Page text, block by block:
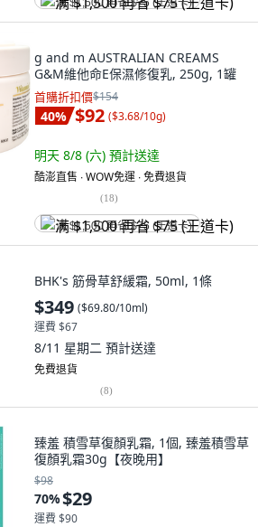
满 $1,500 再省 $75 (王道卡)
g and m AUSTRALIAN CREAMS
G&M維他命E保濕修復乳, 250g, 1罐
首購折扣價$154
40% $92 ($3.68/10g)
明天 8/8 (六) 預計送達
酷澎直售 ∙ WOW免運 ∙ 免費退貨
(18)
满 $1,500 再省 $75 (王道卡)
BHK's 筋骨草舒緩霜, 50ml, 1條
$349 ($69.80/10ml)
運費 $67
8/11 星期二 預計送達
免費退貨
(8)
臻羞 積雪草復顏乳霜, 1個, 臻羞積雪草
復顏乳霜30g【夜晚用】
$98
70%$29
運費 $90